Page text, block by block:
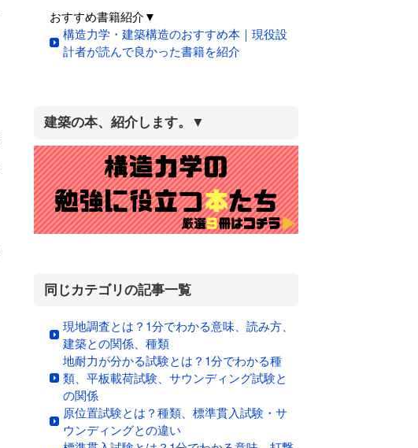
おすすめ書籍紹介▼
構造力学・建築構造のおすすめ本｜現役設
計者が読んで良かった書籍を紹介
建築の本、紹介します。▼
同じカテゴリの記事一覧
現地調査とは？1分でわかる意味、読み方、
建築との関係、種類
地耐力が分かる試験とは？1分でわかる種
類、平板載荷試験、サウンディング試験と
の関係
原位置試験とは？種類、標準貫入試験・サ
ウンディングとの違い